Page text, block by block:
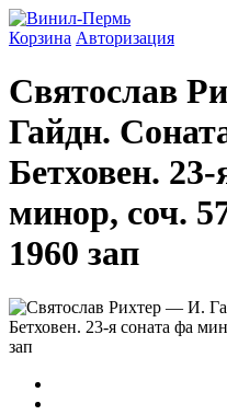
Корзина Авторизация
Святослав
Гайдн.
Бетховен.
минор, соч.
1960 зап